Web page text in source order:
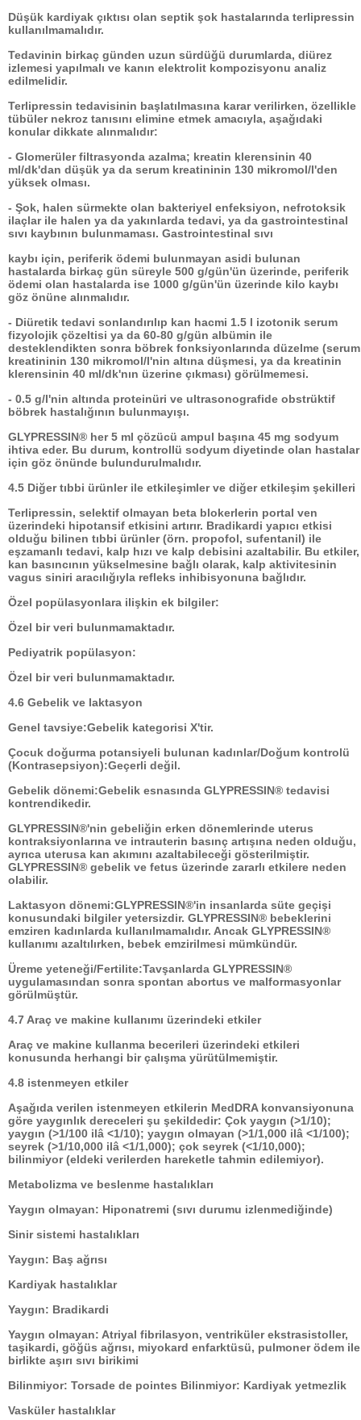
Düşük kardiyak çıktısı olan septik şok hastalarında terlipressin
kullanılmamalıdır.
Tedavinin birkaç günden uzun sürdüğü durumlarda, diürez
izlemesi yapılmalı ve kanın elektrolit kompozisyonu analiz
edilmelidir.
Terlipressin tedavisinin başlatılmasına karar verilirken, özellikle
tübüler nekroz tanısını elimine etmek amacıyla, aşağıdaki
konular dikkate alınmalıdır:
- Glomerüler filtrasyonda azalma; kreatin klerensinin 40
ml/dk'dan düşük ya da serum kreatininin 130 mikromol/l'den
yüksek olması.
- Şok, halen sürmekte olan bakteriyel enfeksiyon, nefrotoksik
ilaçlar ile halen ya da yakınlarda tedavi, ya da gastrointestinal
sıvı kaybının bulunmaması. Gastrointestinal sıvı
kaybı için, periferik ödemi bulunmayan asidi bulunan
hastalarda birkaç gün süreyle 500 g/gün'ün üzerinde, periferik
ödemi olan hastalarda ise 1000 g/gün'ün üzerinde kilo kaybı
göz önüne alınmalıdır.
- Diüretik tedavi sonlandırılıp kan hacmi 1.5 l izotonik serum
fizyolojik çözeltisi ya da 60-80 g/gün albümin ile
desteklendikten sonra böbrek fonksiyonlarında düzelme (serum
kreatininin 130 mikromol/l'nin altına düşmesi, ya da kreatinin
klerensinin 40 ml/dk'nın üzerine çıkması) görülmemesi.
- 0.5 g/l'nin altında proteinüri ve ultrasonografide obstrüktif
böbrek hastalığının bulunmayışı.
GLYPRESSIN® her 5 ml çözücü ampul başına 45 mg sodyum
ihtiva eder. Bu durum, kontrollü sodyum diyetinde olan hastalar
için göz önünde bulundurulmalıdır.
4.5 Diğer tıbbi ürünler ile etkileşimler ve diğer etkileşim şekilleri
Terlipressin, selektif olmayan beta blokerlerin portal ven
üzerindeki hipotansif etkisini artırır. Bradikardi yapıcı etkisi
olduğu bilinen tıbbi ürünler (örn. propofol, sufentanil) ile
eşzamanlı tedavi, kalp hızı ve kalp debisini azaltabilir. Bu etkiler,
kan basıncının yükselmesine bağlı olarak, kalp aktivitesinin
vagus siniri aracılığıyla refleks inhibisyonuna bağlıdır.
Özel popülasyonlara ilişkin ek bilgiler:
Özel bir veri bulunmamaktadır.
Pediyatrik popülasyon:
Özel bir veri bulunmamaktadır.
4.6 Gebelik ve laktasyon
Genel tavsiye:Gebelik kategorisi X'tir.
Çocuk doğurma potansiyeli bulunan kadınlar/Doğum kontrolü
(Kontrasepsiyon):Geçerli değil.
Gebelik dönemi:Gebelik esnasında GLYPRESSIN® tedavisi
kontrendikedir.
GLYPRESSIN®'nin gebeliğin erken dönemlerinde uterus
kontraksiyonlarına ve intrauterin basınç artışına neden olduğu,
ayrıca uterusa kan akımını azaltabileceği gösterilmiştir.
GLYPRESSIN® gebelik ve fetus üzerinde zararlı etkilere neden
olabilir.
Laktasyon dönemi:GLYPRESSIN®'in insanlarda süte geçişi
konusundaki bilgiler yetersizdir. GLYPRESSIN® bebeklerini
emziren kadınlarda kullanılmamalıdır. Ancak GLYPRESSIN®
kullanımı azaltılırken, bebek emzirilmesi mümkündür.
Üreme yeteneği/Fertilite:Tavşanlarda GLYPRESSIN®
uygulamasından sonra spontan abortus ve malformasyonlar
görülmüştür.
4.7 Araç ve makine kullanımı üzerindeki etkiler
Araç ve makine kullanma becerileri üzerindeki etkileri
konusunda herhangi bir çalışma yürütülmemiştir.
4.8 istenmeyen etkiler
Aşağıda verilen istenmeyen etkilerin MedDRA konvansiyonuna
göre yaygınlık dereceleri şu şekildedir: Çok yaygın (>1/10);
yaygın (>1/100 ilâ <1/10); yaygın olmayan (>1/1,000 ilâ <1/100);
seyrek (>1/10,000 ilâ <1/1,000); çok seyrek (<1/10,000);
bilinmiyor (eldeki verilerden hareketle tahmin edilemiyor).
Metabolizma ve beslenme hastalıkları
Yaygın olmayan: Hiponatremi (sıvı durumu izlenmediğinde)
Sinir sistemi hastalıkları
Yaygın: Baş ağrısı
Kardiyak hastalıklar
Yaygın: Bradikardi
Yaygın olmayan: Atriyal fibrilasyon, ventriküler ekstrasistoller,
taşikardi, göğüs ağrısı, miyokard enfarktüsü, pulmoner ödem ile
birlikte aşırı sıvı birikimi
Bilinmiyor: Torsade de pointes Bilinmiyor: Kardiyak yetmezlik
Vasküler hastalıklar